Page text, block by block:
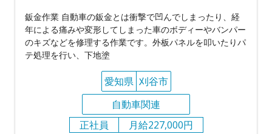
鈑金作業 自動車の鈑金とは衝撃で凹んでしまったり、経
年による痛みや変形してしまった車のボディーやバンパー
のキズなどを修理する作業です。外板パネルを叩いたりパ
テ処理を行い、下地塗
愛知県 刈谷市
自動車関連
正社員
月給227,000円